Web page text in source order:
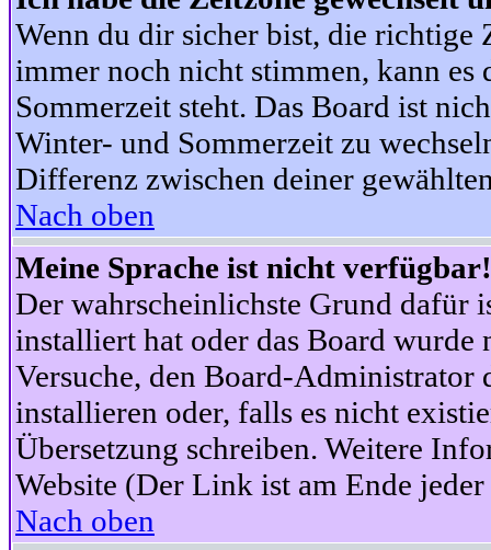
Wenn du dir sicher bist, die richtige
immer noch nicht stimmen, kann es
Sommerzeit steht. Das Board ist
Winter- und Sommerzeit zu
Differenz zwischen deiner
Nach oben
Meine Sprache ist nicht verfügbar!
Der wahrscheinlichste Grund dafür
installiert hat oder das Board wurde
Versuche, den Board-Administrator
installieren oder, falls es nicht
Übersetzung schreiben. Weitere
Website (Der Link ist am Ende jeder
Nach oben